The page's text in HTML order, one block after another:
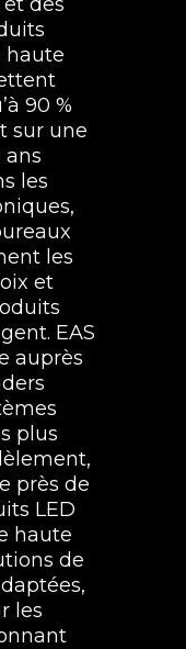
haute
90 %
sur une
ans
les
les
et
EAS
auprès
plus
près de
LED
haute
de
les